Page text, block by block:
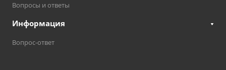
Вопросы и ответы
Информация
Вопрос-ответ